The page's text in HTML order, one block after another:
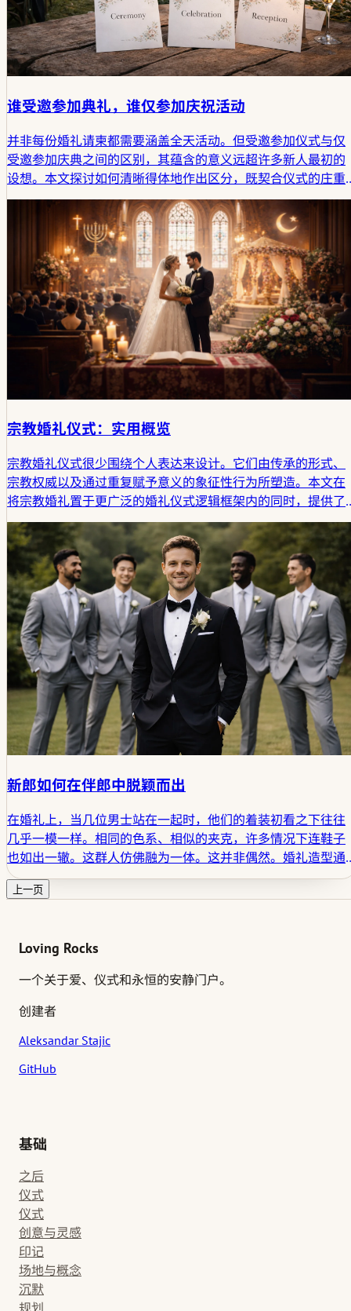
谁受邀参加典礼，谁仅参加庆祝活动
并非每份婚礼请柬都需要涵盖全天活动。但受邀参加仪式与仅
受邀参加庆典之间的区别，其蕴含的意义远超许多新人最初的
设想。本文探讨如何清晰得体地作出区分，既契合仪式的庄重
感，又符合庆典的社交现实。
宗教婚礼仪式：实用概览
宗教婚礼仪式很少围绕个人表达来设计。它们由传承的形式、
宗教权威以及通过重复赋予意义的象征性行为所塑造。本文在
将宗教婚礼置于更广泛的婚礼仪式逻辑框架内的同时，提供了
跨越不同国家和传统的宗教婚礼实践概览。
新郎如何在伴郎中脱颖而出
在婚礼上，当几位男士站在一起时，他们的着装初看之下往往
几乎一模一样。相同的色系、相似的夹克，许多情况下连鞋子
也如出一辙。这群人仿佛融为一体。这并非偶然。婚礼造型通
常倾向于让婚礼参与者呈现出视觉上的统一感。
上一页
Loving Rocks
一个关于爱、仪式和永恒的安静门户。
创建者
Aleksandar Stajic
GitHub
基础
之后
仪式
仪式
创意与灵感
印记
场地与概念
沉默
规划